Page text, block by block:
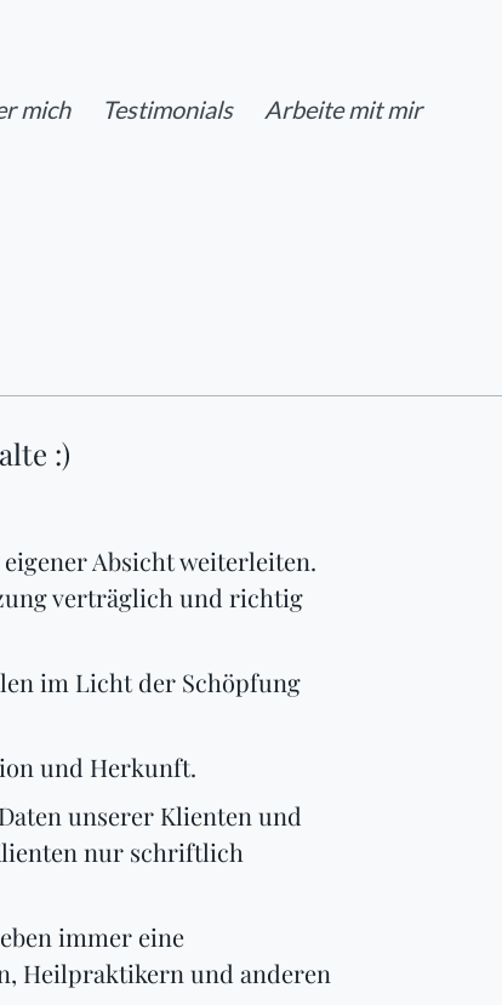
mich Testimonials Arbeite mit mir
:)
Absicht weiterleiten.
verträglich und richtig
im Licht der Schöpfung
und Herkunft.
unserer Klienten und
nur schriftlich
immer eine
Heilpraktikern und anderen